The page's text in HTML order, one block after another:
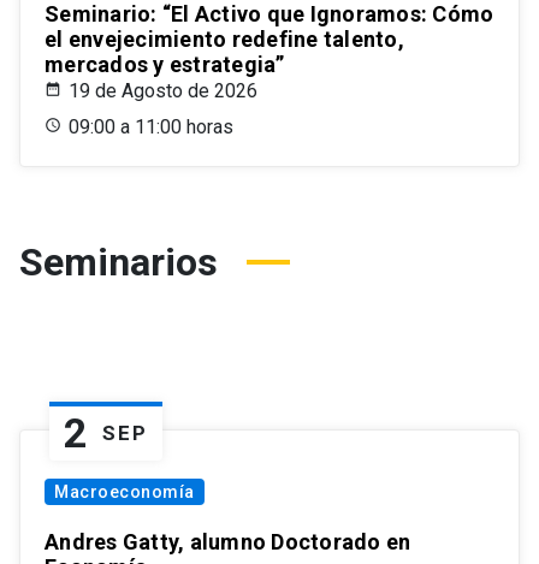
Seminario: “El Activo que Ignoramos: Cómo
el envejecimiento redefine talento,
mercados y estrategia”
19 de Agosto de 2026
09:00 a 11:00 horas
Seminarios
2 SEP
Macroeconomía
Andres Gatty, alumno Doctorado en